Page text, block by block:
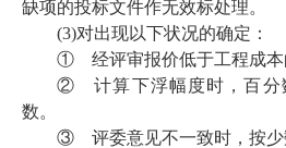
缺项的投标文件作无效标处理。
(3)对出现以下状况的确定：
① 经评审报价低于工程成本
②计算下浮幅度时，百
数。
③ 评委意见不一致时，按少